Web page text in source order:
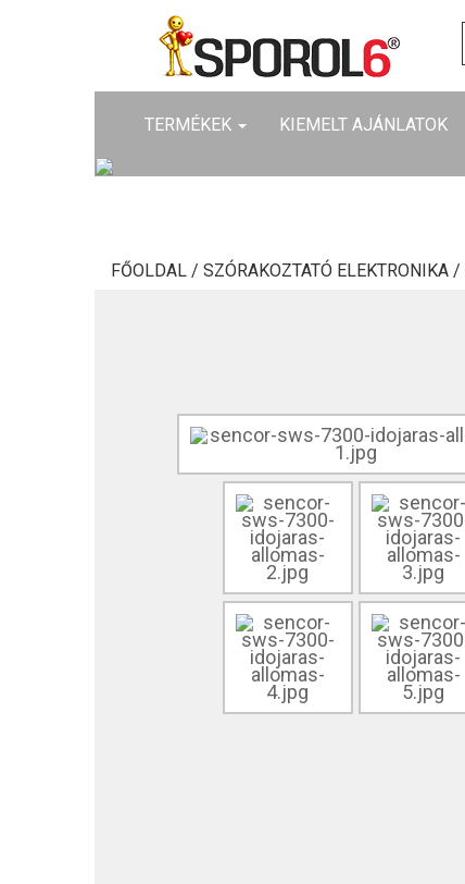
TERMÉKEK KIEMELT AJÁNLATOK
FŐOLDAL / SZÓRAKOZTATÓ ELEKTRONIKA /